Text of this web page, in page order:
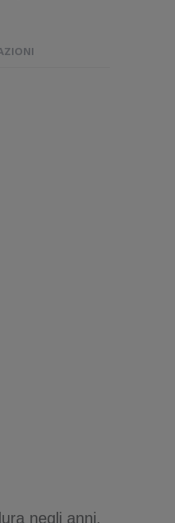
negli anni.